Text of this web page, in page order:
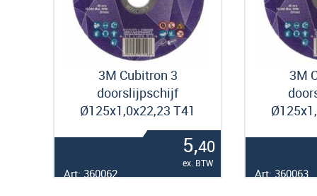
3M Cubitron 3
doorslijpschijf
Ø125x1,0x22,23 T41
5,40
ex. BTW
Art: 360062
3M
Art: 360063